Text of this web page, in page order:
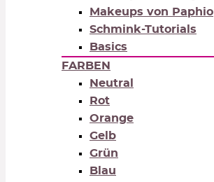
Makeups von Paphio
Schmink-Tutorials
Basics
FARBEN
Neutral
Rot
Orange
Gelb
Grün
Blau